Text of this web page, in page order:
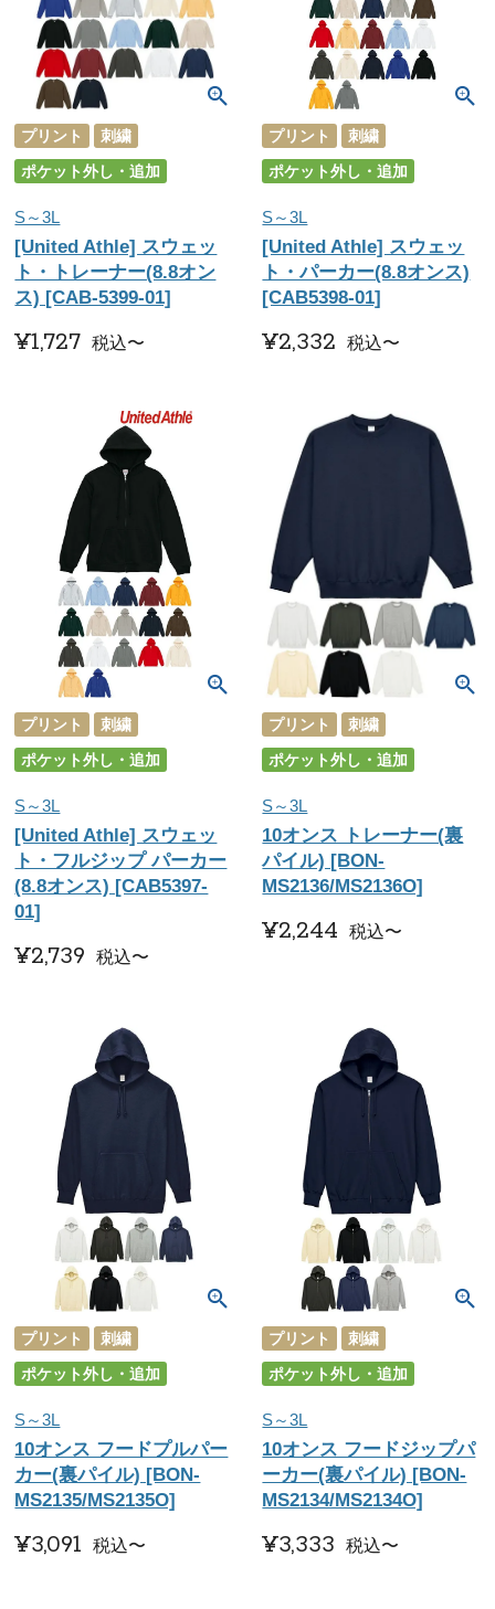
プリント
刺繍
ポケット外し・追加
S～3L
[United Athle] スウェッ
ト・トレーナー(8.8オン
ス) [CAB-5399-01]
¥1,727 税込〜
プリント
刺繍
ポケット外し・追加
S～3L
[United Athle] スウェッ
ト・パーカー(8.8オンス)
[CAB5398-01]
¥2,332 税込〜
プリント
刺繍
ポケット外し・追加
S～3L
[United Athle] スウェッ
ト・フルジップ パーカー
(8.8オンス) [CAB5397-
01]
¥2,739 税込〜
プリント
刺繍
ポケット外し・追加
S～3L
10オンス トレーナー(裏
パイル) [BON-
MS2136/MS2136O]
¥2,244 税込〜
プリント
刺繍
ポケット外し・追加
S～3L
10オンス フードプルパー
カー(裏パイル) [BON-
MS2135/MS2135O]
¥3,091 税込〜
プリント
刺繍
ポケット外し・追加
S～3L
10オンス フードジップパ
ーカー(裏パイル) [BON-
MS2134/MS2134O]
¥3,333 税込〜